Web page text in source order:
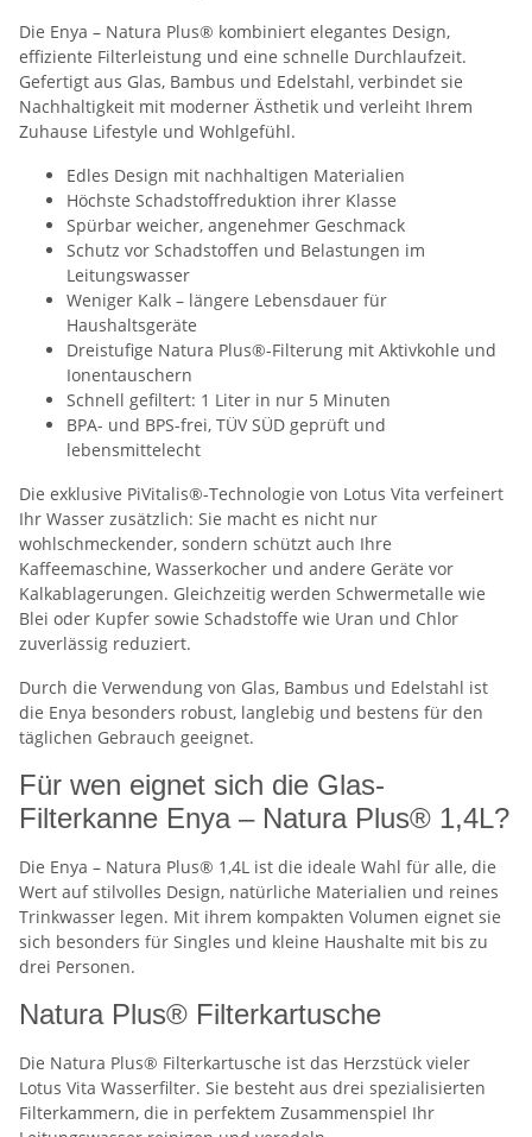
Die Enya – Natura Plus® kombiniert elegantes Design,
effiziente Filterleistung und eine schnelle Durchlaufzeit.
Gefertigt aus Glas, Bambus und Edelstahl, verbindet sie
Nachhaltigkeit mit moderner Ästhetik und verleiht Ihrem
Zuhause Lifestyle und Wohlgefühl.
Edles Design mit nachhaltigen Materialien
Höchste Schadstoffreduktion ihrer Klasse
Spürbar weicher, angenehmer Geschmack
Schutz vor Schadstoffen und Belastungen im
Leitungswasser
Weniger Kalk – längere Lebensdauer für
Haushaltsgeräte
Dreistufige Natura Plus®-Filterung mit Aktivkohle und
Ionentauschern
Schnell gefiltert: 1 Liter in nur 5 Minuten
BPA- und BPS-frei, TÜV SÜD geprüft und
lebensmittelecht
Die exklusive PiVitalis®-Technologie von Lotus Vita verfeinert
Ihr Wasser zusätzlich: Sie macht es nicht nur
wohlschmeckender, sondern schützt auch Ihre
Kaffeemaschine, Wasserkocher und andere Geräte vor
Kalkablagerungen. Gleichzeitig werden Schwermetalle wie
Blei oder Kupfer sowie Schadstoffe wie Uran und Chlor
zuverlässig reduziert.
Durch die Verwendung von Glas, Bambus und Edelstahl ist
die Enya besonders robust, langlebig und bestens für den
täglichen Gebrauch geeignet.
Für wen eignet sich die Glas-
Filterkanne Enya – Natura Plus® 1,4L?
Die Enya – Natura Plus® 1,4L ist die ideale Wahl für alle, die
Wert auf stilvolles Design, natürliche Materialien und reines
Trinkwasser legen. Mit ihrem kompakten Volumen eignet sie
sich besonders für Singles und kleine Haushalte mit bis zu
drei Personen.
Natura Plus® Filterkartusche
Die Natura Plus® Filterkartusche ist das Herzstück vieler
Lotus Vita Wasserfilter. Sie besteht aus drei spezialisierten
Filterkammern, die in perfektem Zusammenspiel Ihr